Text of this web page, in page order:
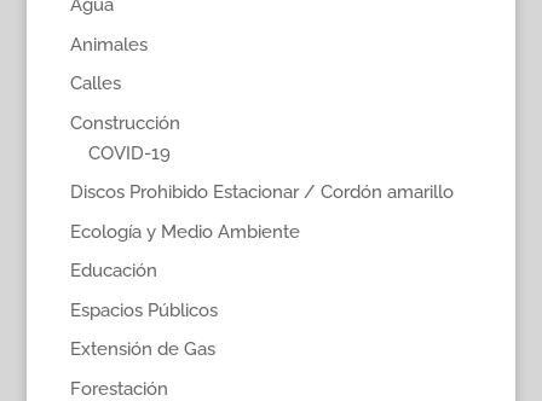
Agua
Animales
Calles
Construcción
COVID-19
Discos Prohibido Estacionar / Cordón amarillo
Ecología y Medio Ambiente
Educación
Espacios Públicos
Extensión de Gas
Forestación